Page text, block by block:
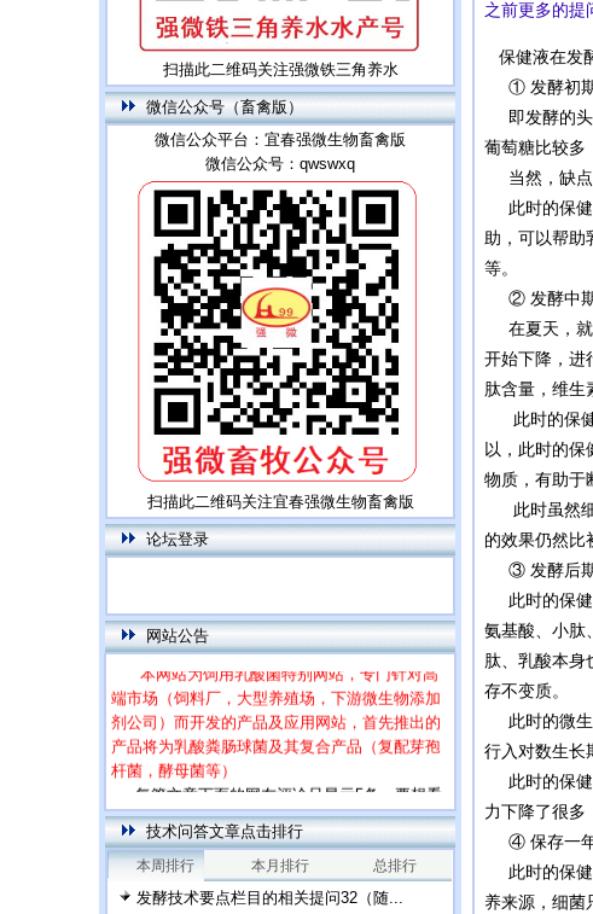
扫描此二维码关注强微铁三角养水
微信公众号（畜禽版）
微信公众平台：宜春强微生物畜禽版
微信公众号：qwswxq
扫描此二维码关注宜春强微生物畜禽版
论坛登录
网站公告
端市场（饲料厂，大型养殖场，下游微生物添加
剂公司）而开发的产品及应用网站，首先推出的
产品将为乳酸粪肠球菌及其复合产品（复配芽孢
杆菌，酵母菌等）
每篇文章下面的网友评论只显示5条，要想看
全部评论，请点击网友评论框右上角的“更多”
技术问答文章点击排行
本周排行 本月排行 总排行
发酵技术要点栏目的相关提问32（随...
之前更多的提
保健液在发
① 发酵初期
即发酵的头
葡萄糖比较多
当然，缺点
此时的保健
助，可以帮助
等。
② 发酵中期
在夏天，就
开始下降，进
肽含量，维生
此时的保健
以，此时的保
物质，有助于
此时虽然细
的效果仍然比
③ 发酵后期
此时的保健
氨基酸、小肽
肽、乳酸本身
存不变质。
此时的微生
行入对数生长
此时的保健
力下降了很多
④ 保存一年
此时的保健
养来源，细菌